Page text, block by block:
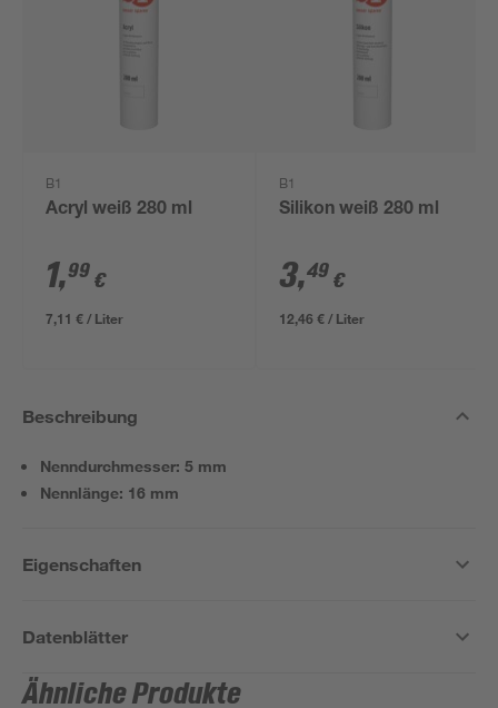
B1
Acryl weiß 280 ml
1,99 €
7,11 € / Liter
B1
Silikon weiß 280 ml
3,49 €
12,46 € / Liter
Beschreibung
Nenndurchmesser: 5 mm
Nennlänge: 16 mm
Eigenschaften
Datenblätter
Ähnliche Produkte